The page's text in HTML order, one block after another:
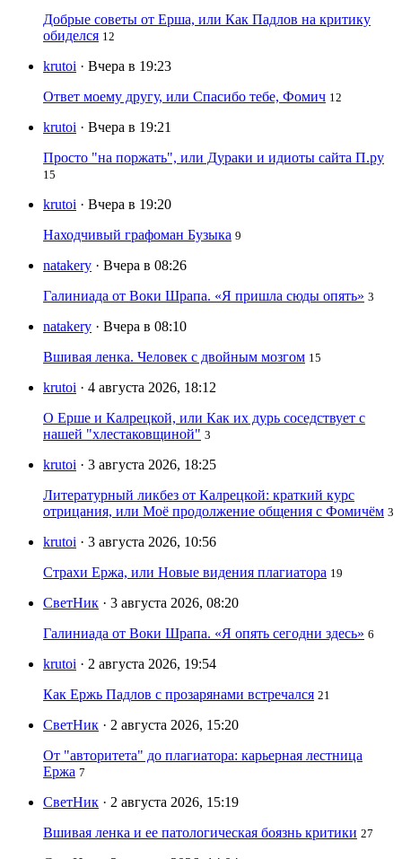
Добрые советы от Ерша, или Как Падлов на критику
обиделся 12
krutoi · Вчера в 19:23
Ответ моему другу, или Спасибо тебе, Фомич 12
krutoi · Вчера в 19:21
Просто "на поржать", или Дураки и идиоты сайта П.ру
15
krutoi · Вчера в 19:20
Находчивый графоман Бузыка 9
natakery · Вчера в 08:26
Галиниада от Воки Шрапа. «Я пришла сюды опять» 3
natakery · Вчера в 08:10
Вшивая ленка. Человек с двойным мозгом 15
krutoi · 4 августа 2026, 18:12
О Ерше и Калрецкой, или Как их дурь соседствует с
нашей "хлестаковщиной" 3
krutoi · 3 августа 2026, 18:25
Литературный ликбез от Калрецкой: краткий курс
отрицания, или Моё продолжение общения с Фомичём 3
krutoi · 3 августа 2026, 10:56
Страхи Ержа, или Новые видения плагиатора 19
СветНик · 3 августа 2026, 08:20
Галиниада от Воки Шрапа. «Я опять сегодни здесь» 6
krutoi · 2 августа 2026, 19:54
Как Ержь Падлов с прозарянами встречался 21
СветНик · 2 августа 2026, 15:20
От "авторитета" до плагиатора: карьерная лестница
Ержа 7
СветНик · 2 августа 2026, 15:19
Вшивая ленка и ее патологическая боязнь критики 27